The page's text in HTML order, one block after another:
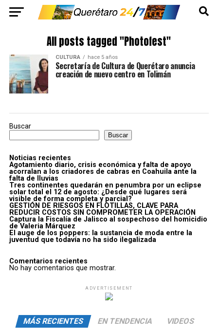
All posts tagged "Photofest"
CULTURA hace 5 años
Secretaría de Cultura de Querétaro anuncia
creación de nuevo centro en Tolimán
Buscar
Buscar
Noticias recientes
Agotamiento diario, crisis económica y falta de apoyo
acorralan a los criadores de cabras en Coahuila ante la
falta de lluvias
Tres continentes quedarán en penumbra por un eclipse
solar total el 12 de agosto: ¿Desde qué lugares será
visible de forma completa y parcial?
GESTIÓN DE RIESGOS EN FLOTILLAS, CLAVE PARA
REDUCIR COSTOS SIN COMPROMETER LA OPERACIÓN
Captura la Fiscalía de Jalisco al sospechoso del homicidio
de Valeria Márquez
El auge de los poppers: la sustancia de moda entre la
juventud que todavía no ha sido ilegalizada
Comentarios recientes
No hay comentarios que mostrar.
ADVERTISEMENT
MÁS RECIENTES EN TENDENCIA VIDEOS